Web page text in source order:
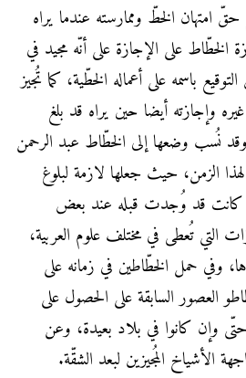
حقّ امتهان الخطّ وممارسته عندما يراه
الخطّاط على الإجازة على أنّه مجيد في
باسمه على أعماله الخطّية، كما تُجيز
وإجازته أيضا حين يراه قد بلغ
نُسب وضعها إلى الخطّاط عبد الرحمن
الزمن، حيثجعلها لازمة لبلوغ
كانت قد وُجدت قبله عند بعض
التي تُعطى في مختلف علوم العربية،
وفي حمل الخطّاطين في زمانه على
العصور السابقة على الحصول على
وإن كانوا في بلاد بعيدة، وعن
الأشياخ المُجيزين لبعد الشقّة.